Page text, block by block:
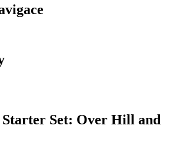
Starter Set: Over Hill and